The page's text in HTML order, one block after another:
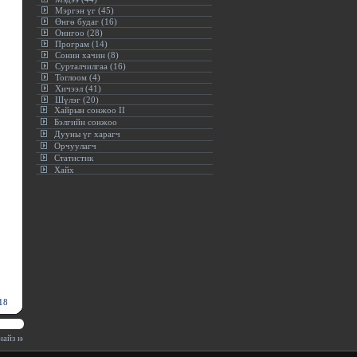
нөхөр гэж үгүй. Харин та тэднээс өө хайж эхэлвэл ямар ч найзгүй хоцорно.(Күнз)
Мэргэн үг (45)
Өнгө будаг (16)
Онигоо (28)
Програм (14)
Сонин хачин (8)
Сурталчилгаа (16)
Тоглоом (4)
Хичээл (41)
Шүлэг (20)
Хайрын сонжоо II
Бэлгийн сонжоо
Дууны үг харагч
Орчуулагч
Статистик
Хайх